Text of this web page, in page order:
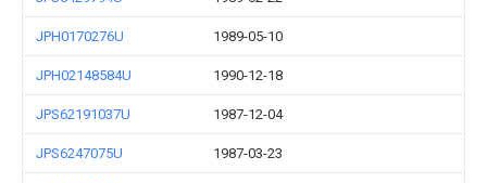
JPH0170276U 1989-05-10
JPH02148584U 1990-12-18
JPS62191037U 1987-12-04
JPS6247075U 1987-03-23